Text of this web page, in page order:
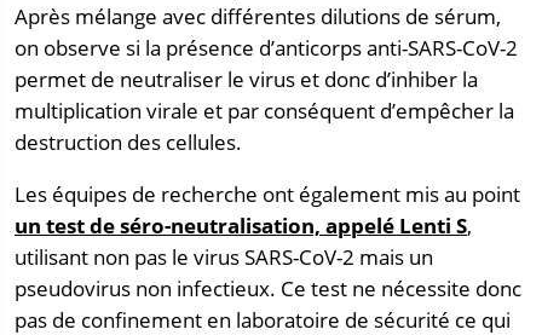
Après mélange avec différentes dilutions de sérum,
on observe si la présence d’anticorps anti-SARS-CoV-2
permet de neutraliser le virus et donc d’inhiber la
multiplication virale et par conséquent d’empêcher la
destruction des cellules.
Les équipes de recherche ont également mis au point
un test de séro-neutralisation, appelé Lenti S,
utilisant non pas le virus SARS-CoV-2 mais un
pseudovirus non infectieux. Ce test ne nécessite donc
pas de confinement en laboratoire de sécurité ce qui